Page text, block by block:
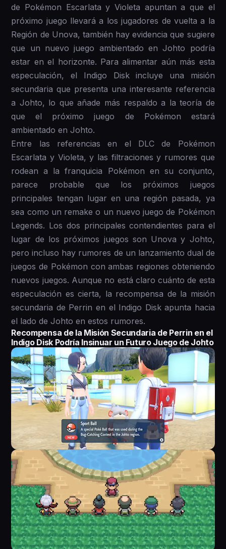
de Pokémon Escarlata y Violeta apuntan a que el
próximo juego llevará a los jugadores de vuelta a la
Región de Unova, también hay evidencia que sugiere
que un nuevo juego ambientado en Johto podría
estar en el horizonte. Para alimentar aún más esta
especulación, el Indigo Disk incluye una misión
secundaria que presenta una interesante referencia
a Johto, lo que añade más respaldo a la teoría de
que el próximo juego de Pokémon estará
ambientado en Johto.
Entre las referencias en el DLC de Pokémon
Escarlata y Violeta, y las filtraciones y rumores que
rodean a la franquicia Pokémon en su conjunto,
parece probable que los próximos juegos
principales tengan lugar en una región pasada, ya
sea como un remake o un nuevo juego de Pokémon
Legends. Los dos principales contendientes para el
lugar de los próximos juegos son Unova y Johto,
pero incluso hay rumores de un lanzamiento dual de
juegos de Pokémon con ambas regiones obteniendo
nuevos juegos. Aunque no está claro cuánto de esta
especulación es cierta, la recompensa de la misión
secundaria de Perrin en el Indigo Disk apunta hacia
el lado de Johto en estos rumores.
Recompensa de la Misión Secundaria de Perrin en el
Indigo Disk Podría Insinuar un Futuro Juego de Johto